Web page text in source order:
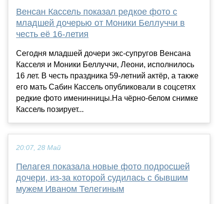
Венсан Кассель показал редкое фото с
младшей дочерью от Моники Беллуччи в
честь её 16-летия
Сегодня младшей дочери экс-супругов Венсана
Касселя и Моники Беллуччи, Леони, исполнилось
16 лет. В честь праздника 59-летний актёр, а также
его мать Сабин Кассель опубликовали в соцсетях
редкие фото именинницы.На чёрно-белом снимке
Кассель позирует...
20:07, 28 Май
Пелагея показала новые фото подросшей
дочери, из-за которой судилась с бывшим
мужем Иваном Телегиным